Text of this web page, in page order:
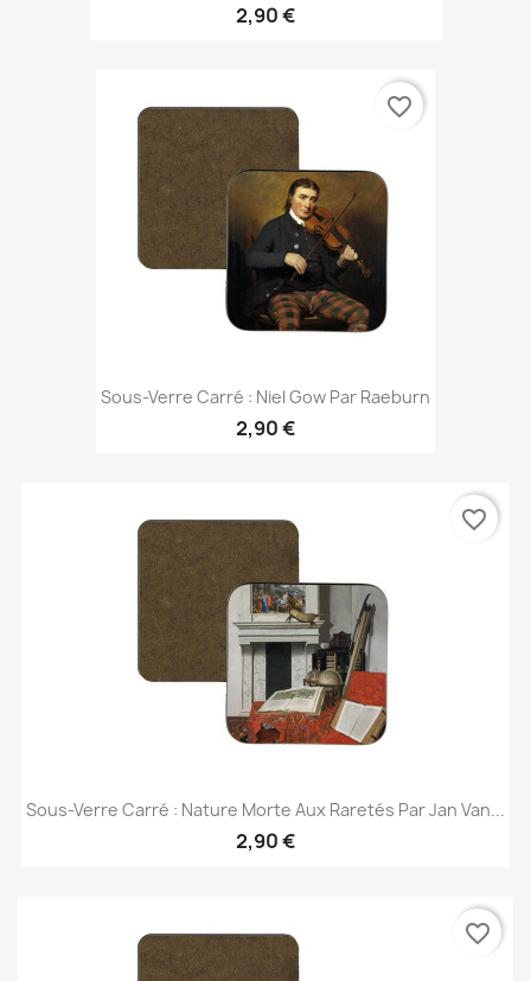
2,90 €
Sous-Verre Carré : Niel Gow Par Raeburn
2,90 €
favorite_border
Sous-Verre Carré : Nature Morte Aux Raretés Par Jan Van...
2,90 €
favorite_border
favorite_border